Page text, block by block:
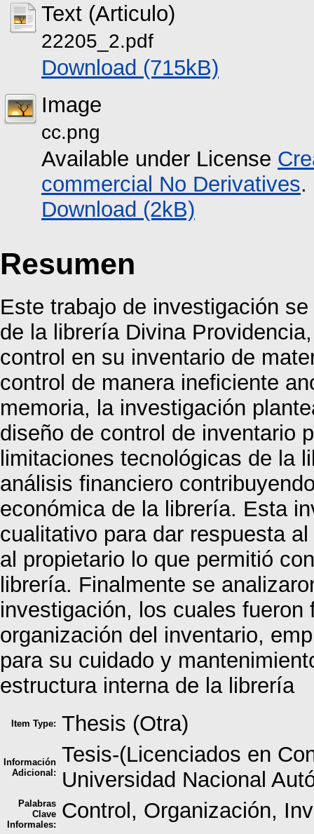
Text (Articulo)
22205_2.pdf
Download (715kB)
Image
cc.png
Available under License
commercial No Derivatives.
Download (2kB)
Resumen
Este trabajo de investigación
de la librería Divina
control en su inventario de
control de manera ineficiente
memoria, la investigación
diseño de control de inventario
limitaciones tecnológicas de la
análisis financiero
económica de la librería. Esta
cualitativo para dar respuesta
al propietario lo que permitió
librería. Finalmente se
investigación, los cuales
organización del inventario,
para su cuidado y
estructura interna de la librería
Item Type: Thesis (Otra)
Información
Adicional:
Tesis-(Licenciados en
Universidad Nacional
Palabras
Clave
Informales:
Control, Organización,